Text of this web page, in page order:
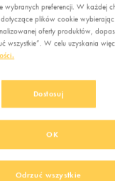
do
kryteria wyszukiwania lub
wybranych preferencji. W każdej
plików cookie wybierając
oferty produktów,
wszystkie”. W celu uzyskania
Dostosuj
Odrzuć wszystkie
OK